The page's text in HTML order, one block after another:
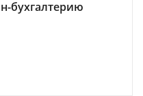
бухгалтерию